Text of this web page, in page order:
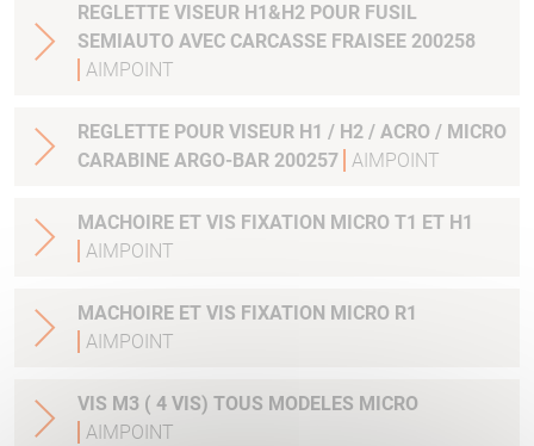
REGLETTE VISEUR H1&H2 POUR FUSIL
SEMIAUTO AVEC CARCASSE FRAISEE 200258
AIMPOINT
REGLETTE POUR VISEUR H1 / H2 / ACRO / MICRO
CARABINE ARGO-BAR 200257 AIMPOINT
MACHOIRE ET VIS FIXATION MICRO T1 ET H1
AIMPOINT
MACHOIRE ET VIS FIXATION MICRO R1
AIMPOINT
VIS M3 ( 4 VIS) TOUS MODELES MICRO
AIMPOINT